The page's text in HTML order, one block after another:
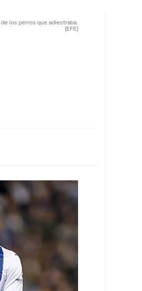
los perros que adiestraba.
(EFE)